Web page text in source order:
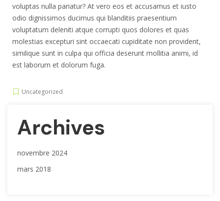
voluptas nulla pariatur? At vero eos et accusamus et iusto
odio dignissimos ducimus qui blanditiis praesentium
voluptatum deleniti atque corrupti quos dolores et quas
molestias excepturi sint occaecati cupiditate non provident,
similique sunt in culpa qui officia deserunt mollitia animi, id
est laborum et dolorum fuga.
Uncategorized
Archives
novembre 2024
mars 2018